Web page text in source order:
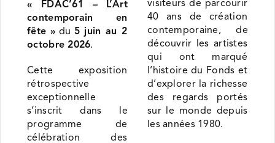
« FDAC’61 – L’Art
contemporain en
fête »du 5 juin au 2
octobre 2026.
Cette exposition
rétrospective
exceptionnelle
s’inscrit dans le
programme de
célébration des
visiteurs de parcourir
40 ans de création
contemporaine, de
découvrir les artistes
qui ont marqué
l’histoire du Fonds et
d’explorer la richesse
des regards portés
sur le monde depuis
les années 1980.